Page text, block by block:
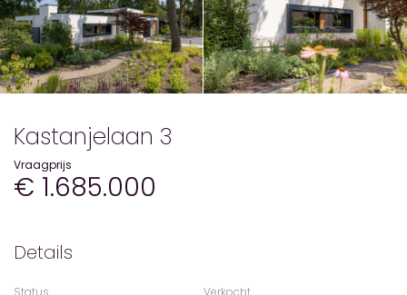
Kastanjelaan 3
Vraagprijs
€ 1.685.000
Details
Status
Verkocht